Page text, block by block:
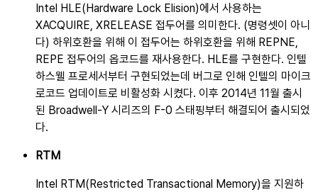
Intel HLE
에서 사용하는
XACQUIRE, XRELEASE 접두어를 의미한다. (명령셋이 아니
다) 하위호환을 위해 이 접두어는 하위호환을 위해 REPNE,
REPE 접두어의 옵코드를 재사용한다. HLE를 구현한다. 인텔
하스웰 프로세서부터 구현되었는데 버그로 인해 인텔의 마이크
로코드 업데이트로 비활성화 시켰다. 이후 2014년 11월 출시
된 Broadwell-Y 시리즈의 F-0 스태핑부터 해결되어 출시되었
다.
RTM
Intel RTM
을 지원하